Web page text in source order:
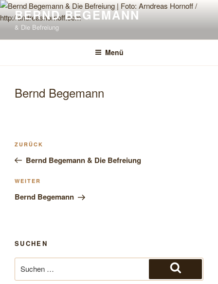
Zum
Inhalt
springen
BERND BEGEMANN
& Die Befreiung
Menü
Bernd Begemann
Beitragsnavigation
Vorheriger
Beitrag
ZURÜCK
Bernd Begemann & Die Befreiung
Nächster
Beitrag
WEITER
Bernd Begemann
SUCHEN
nach:
Suchen